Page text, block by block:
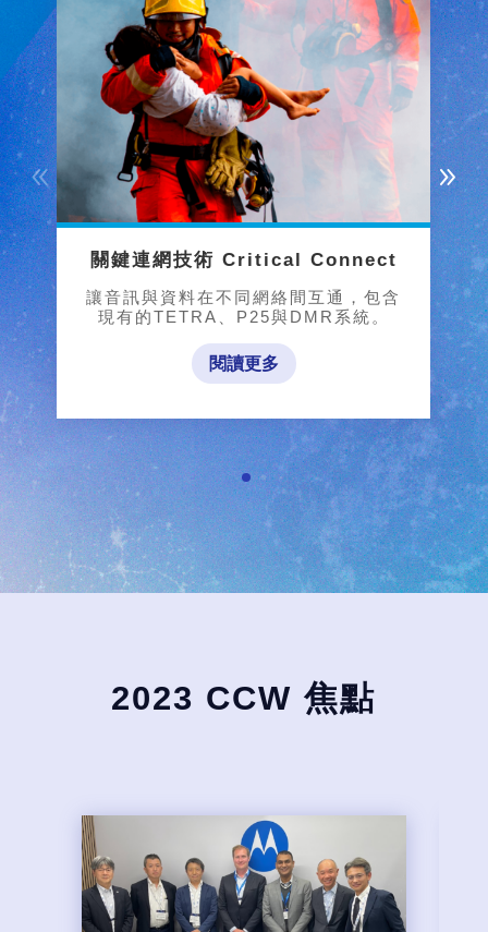
關鍵連網技術 Critical Connect
讓音訊與資料在不同網絡間互通，包含
現有的TETRA、P25與DMR系統。
閱讀更多
2023 CCW 焦點